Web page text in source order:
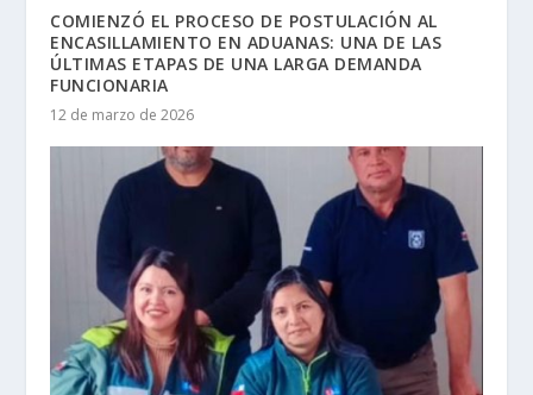
COMIENZÓ EL PROCESO DE POSTULACIÓN AL
ENCASILLAMIENTO EN ADUANAS: UNA DE LAS
ÚLTIMAS ETAPAS DE UNA LARGA DEMANDA
FUNCIONARIA
12 de marzo de 2026